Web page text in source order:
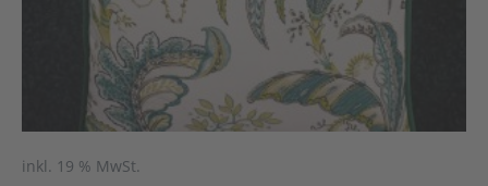
inkl. 19 % MwSt.